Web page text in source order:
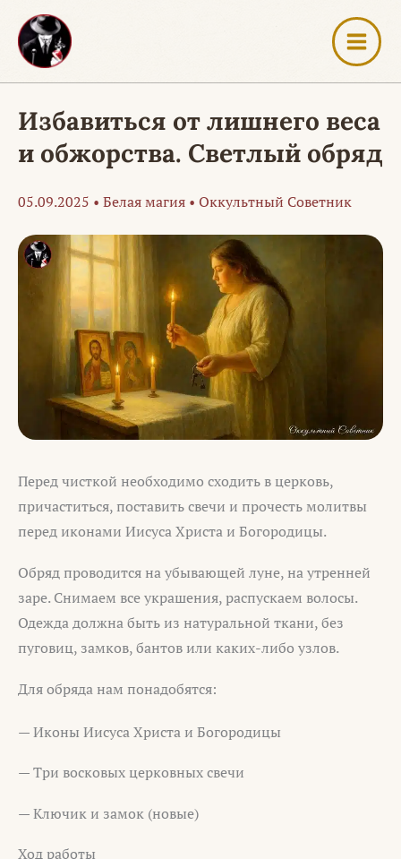
Перейти
содержимому
Избавиться от лишнего веса
и обжорства. Светлый обряд
05.09.2025 • Белая магия • Оккультный Советник
Перед чисткой необходимо сходить в церковь,
причаститься, поставить свечи и прочесть молитвы
перед иконами Иисуса Христа и Богородицы.
Обряд проводится на убывающей луне, на утренней
заре. Снимаем все украшения, распускаем волосы.
Одежда должна быть из натуральной ткани, без
пуговиц, замков, бантов или каких-либо узлов.
Для обряда нам понадобятся:
— Иконы Иисуса Христа и Богородицы
— Три восковых церковных свечи
— Ключик и замок (новые)
Ход работы